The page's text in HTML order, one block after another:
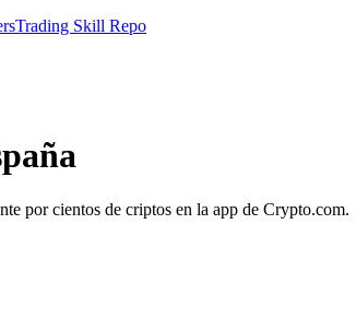
Trading Skill Repo
por cientos de criptos en la app de Crypto.com.